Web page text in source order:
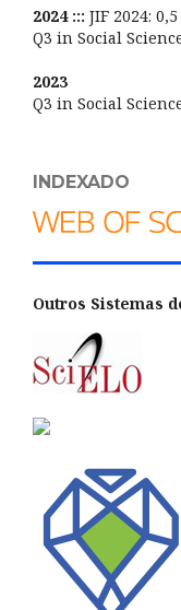
2024 ::: JIF 2024: 0,5
Q3 in Social
2023
Q3 in Social
INDEXADO
Outros Sistemas